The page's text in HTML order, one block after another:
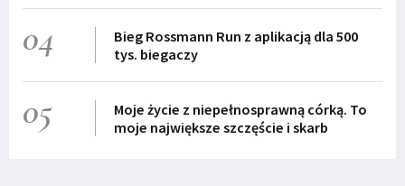
04
Bieg Rossmann Run z aplikacją dla 500
tys. biegaczy
05
Moje życie z niepełnosprawną córką. To
moje największe szczęście i skarb